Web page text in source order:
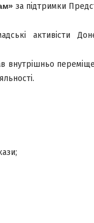
за підтримки
активісти
внутрішньо